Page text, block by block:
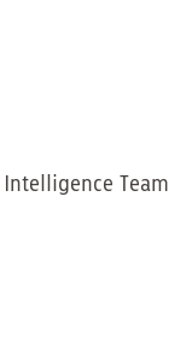
Team